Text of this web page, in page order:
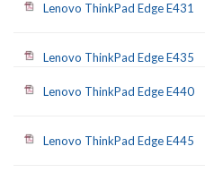
Lenovo ThinkPad Edge E431
Lenovo ThinkPad Edge E435
Lenovo ThinkPad Edge E440
Lenovo ThinkPad Edge E445